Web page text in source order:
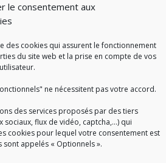
le consentement aux
des cookies qui assurent le fonctionnement
du site web et la prise en compte de vos
ne nécessitent pas votre accord.
des services proposés par des tiers
sociaux, flux de vidéo, captcha,...) qui
cookies pour lequel votre consentement est
sont appelés « Optionnels ».